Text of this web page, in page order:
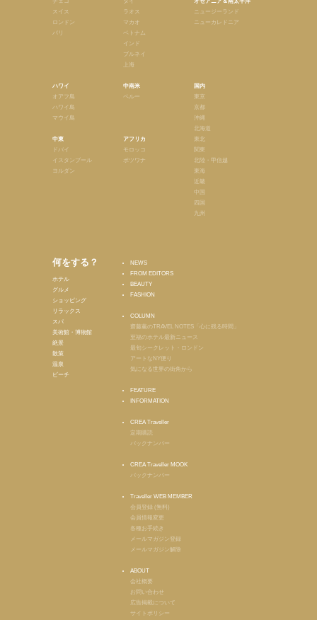
スイス
ロンドン
パリ
ハワイ
オアフ島
ハワイ島
マウイ島
中東
ドバイ
イスタンブール
ヨルダン
ラオス
マカオ
ベトナム
インド
ブルネイ
上海
中南米
ペルー
アフリカ
モロッコ
ボツワナ
ニュージーランド
ニューカレドニア
国内
東京
京都
沖縄
北海道
東北
関東
北陸・甲信越
東海
近畿
中国
四国
九州
何をする？
ホテル
グルメ
ショッピング
リラックス
スパ
美術館・博物館
絶景
散策
温泉
ビーチ
NEWS
FROM EDITORS
BEAUTY
FASHION
COLUMN
齋藤薫のTRAVEL NOTES「心に残る時間」
至福のホテル最新ニュース
最旬シークレット・ロンドン
アートなNY便り
気になる世界の街角から
FEATURE
INFORMATION
CREA Traveller
定期購読
バックナンバー
CREA Traveller MOOK
バックナンバー
Traveller WEB MEMBER
会員登録 (無料)
会員情報変更
各種お手続き
メールマガジン登録
メールマガジン解除
ABOUT
会社概要
お問い合わせ
広告掲載について
サイトポリシー